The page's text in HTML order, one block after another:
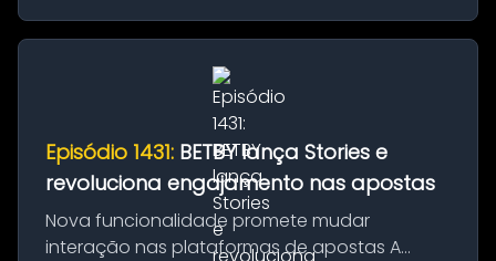
Episódio 1431: BETBY lança Stories e
revoluciona engajamento nas apostas
Nova funcionalidade promete mudar
interação nas plataformas de apostas A